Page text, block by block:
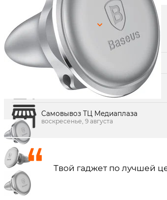
г. Краснодар, ул. Северная, 392:
г. Краснодар, ТК Медиаплаза:
Получить в Краснодар
Доставка по городу сегодня
понедельник, 10 августа
Доставка по городу завтра
понедельник, 10 августа
Самовывоз ул. Северная, 394
воскресенье, 9 августа
Самовывоз ТЦ Медиаплаза
воскресенье, 9 августа
Твой гаджет по лучшей